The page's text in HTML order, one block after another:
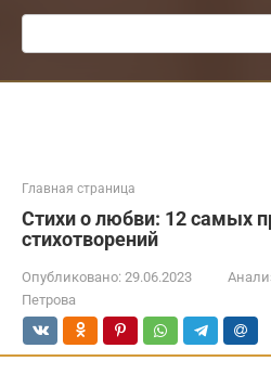
Поиск:
Главная страница
Стихи о любви: 12 самых
стихотворений
Опубликовано: 29.06.2023
Петрова